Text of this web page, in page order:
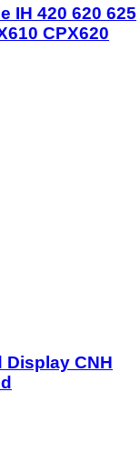
IH 420 620 625
CPX620
Display CNH